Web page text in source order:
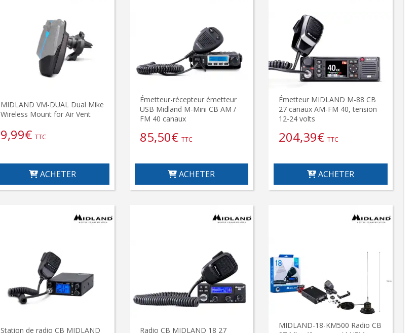
MIDLAND VM-DUAL Dual Mike
Wireless Mount for Air Vent
9,99€ TTC
ACHETER
Émetteur-récepteur émetteur
USB Midland M-Mini CB AM /
FM 40 canaux
85,50€ TTC
ACHETER
Émetteur MIDLAND M-88 CB
27 canaux AM-FM 40, tension
12-24 volts
204,39€ TTC
ACHETER
Station de radio CB MIDLAND Radio CB MIDLAND 18 27
MIDLAND-18-KM500 Radio CB